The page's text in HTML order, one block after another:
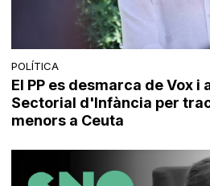
POLÍTICA
El PP es desmarca de Vox i
Sectorial d'Infància per
menors a Ceuta